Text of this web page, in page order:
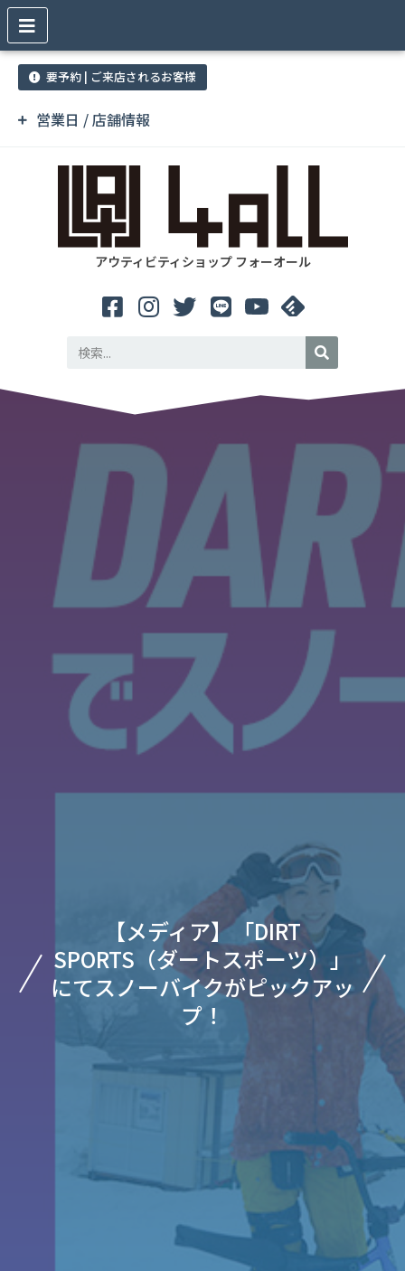
営業日 / 店舗情報
要予約 | ご来店されるお客様
アウティビティショップ フォーオール
【メディア】「DIRT
SPORTS（ダートスポーツ）」
にてスノーバイクがピックアッ
プ！